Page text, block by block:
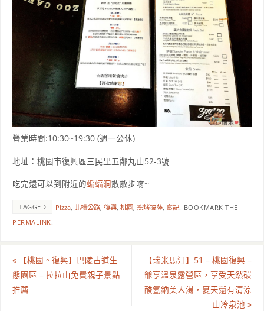
營業時間:10:30~19:30 (週一公休)
地址：桃園市復興區三民里五鄰丸山52-3號
吃完還可以到附近的蝙蝠洞散散步唷~
TAGGED Pizza ,北橫公路 ,復興 ,桃園 ,窯烤披薩 ,食記. BOOKMARK THE
PERMALINK.
« 【桃園。復興】巴陵古道生
態園區 – 拉拉山免費親子景點
推薦
【瑞米馬汀】51 – 桃園復興 –
爺亨溫泉露營區，享受天然碳
酸氫鈉美人湯，夏天還有清涼
山冷泉池 »